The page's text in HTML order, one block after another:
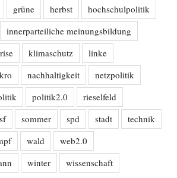
grüne herbst
hochschulpolitik
innerparteiliche meinungsbildung
klimaschutz
linke
nachhaltigkeit
netzpolitik
politik2.0
rieselfeld
sf sommer spd stadt
technik
wald
web2.0
winter wissenschaft